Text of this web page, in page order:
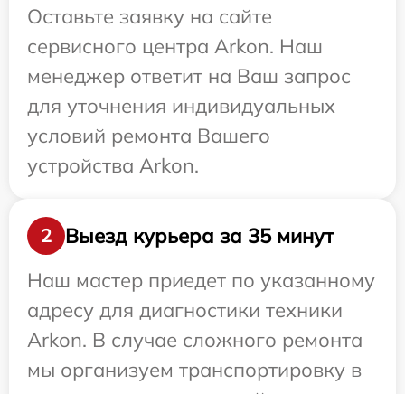
Оставьте заявку на сайте
сервисного центра Arkon. Наш
менеджер ответит на Ваш запрос
для уточнения индивидуальных
условий ремонта Вашего
устройства Arkon.
2
Выезд курьера за 35 минут
Наш мастер приедет по указанному
адресу для диагностики техники
Arkon. В случае сложного ремонта
мы организуем транспортировку в